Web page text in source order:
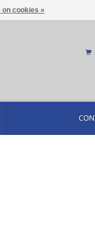
on cookies »